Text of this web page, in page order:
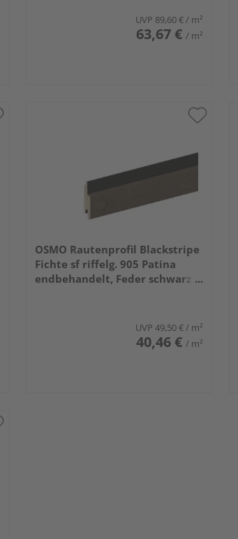
UVP 89,60 € / m²
63,67 € / m²
OSMO Rautenprofil Blackstripe
Fichte sf riffelg. 905 Patina
endbehandelt, Feder schwarz
UVP 49,50 €/ m²
40,46 € / m²